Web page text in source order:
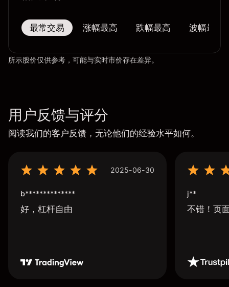
最常交易 涨幅最高 跌幅最高 波幅最大
所示股价仅供参考，可能与实时市价存在差异。
用户反馈与评分
阅读我们的客户反馈，无论他们的经验水平如何。
2025-06-30
b**************
好，杠杆自由
j**
不错！页